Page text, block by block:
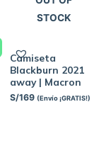
STOCK
Camiseta
Blackburn 2021
away | Macron
S/169 (Envío ¡GRATIS!)